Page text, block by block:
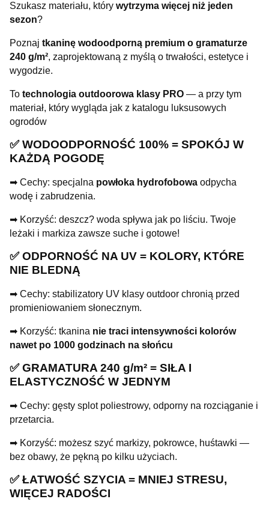
Szukasz materiału, który wytrzyma więcej niż jeden
sezon?
Poznaj tkaninę wodoodporną premium o gramaturze
240 g/m², zaprojektowaną z myślą o trwałości, estetyce i
wygodzie.
To technologia outdoorowa klasy PRO — a przy tym
materiał, który wygląda jak z katalogu luksusowych
ogrodów
✅ WODOODPORNOŚĆ 100% = SPOKÓJ W
KAŻDĄ POGODĘ
➡ Cechy: specjalna powłoka hydrofobowa odpycha
wodę i zabrudzenia.
➡ Korzyść: deszcz? woda spływa jak po liściu. Twoje
leżaki i markiza zawsze suche i gotowe!
✅ ODPORNOŚĆ NA UV = KOLORY, KTÓRE
NIE BLEDNĄ
➡ Cechy: stabilizatory UV klasy outdoor chronią przed
promieniowaniem słonecznym.
➡ Korzyść: tkanina nie traci intensywności kolorów
nawet po 1000 godzinach na słońcu
✅ GRAMATURA 240 g/m² = SIŁA I
ELASTYCZNOŚĆ W JEDNYM
➡ Cechy: gęsty splot poliestrowy, odporny na rozciąganie i
przetarcia.
➡ Korzyść: możesz szyć markizy, pokrowce, huśtawki —
bez obawy, że pękną po kilku użyciach.
✅ ŁATWOŚĆ SZYCIA = MNIEJ STRESU,
WIĘCEJ RADOŚCI